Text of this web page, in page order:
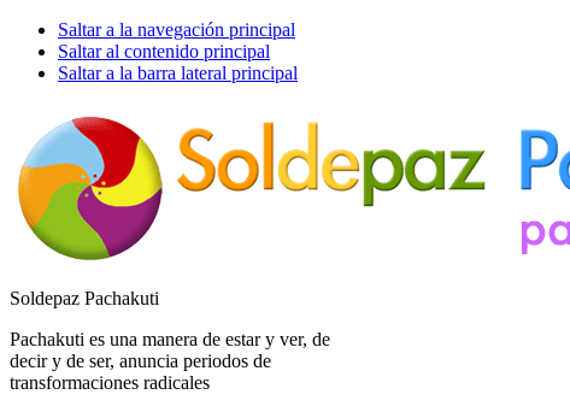
Saltar a la navegación principal
Saltar al contenido principal
Saltar a la barra lateral principal
Soldepaz Pachakuti
Pachakuti es una manera de estar y ver, de
decir y de ser, anuncia periodos de
transformaciones radicales